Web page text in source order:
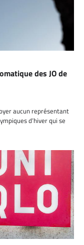
des JO de
aucun représentant
d’hiver qui se